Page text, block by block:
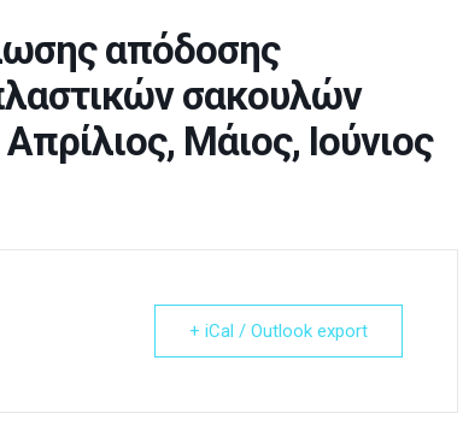
απόδοσης
σακουλών
Μάιος, Ιούνιος
+ iCal / Outlook export